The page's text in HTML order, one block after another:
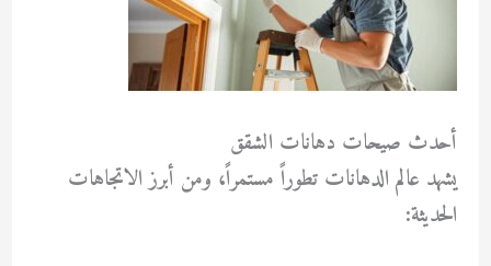
أحدث صيحات دهانات الشقق
يشهد عالم الدهانات تطوراً مستمراً، ومن أبرز الاتجاهات
الحديثة: